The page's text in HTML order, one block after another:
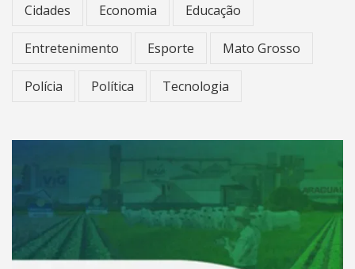
Cidades Economia Educação
Entretenimento Esporte Mato Grosso
Polícia Política Tecnologia